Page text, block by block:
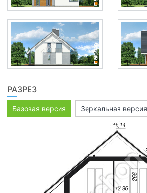
РАЗРЕЗ
Базовая версия Зеркальная версия